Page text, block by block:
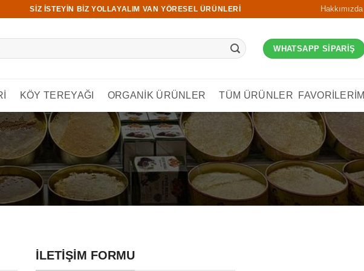
SIZ ISTEYIN BIZ YOLLAYALIM VAN YÖRESEL ÜRÜNLERI Hakkımızda
WHATSAPP SIPARIŞ
KÖY TEREYAĞI ORGANIK ÜRÜNLER TÜM ÜRÜNLER FAVORILERIM
İLETIŞIM FORMU